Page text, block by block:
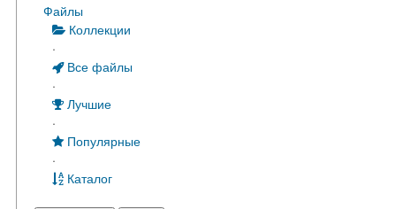
Файлы
Коллекции
·
Все файлы
·
Лучшие
·
Популярные
·
Каталог